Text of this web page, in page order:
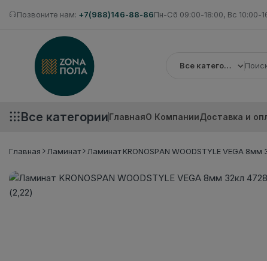
Позвоните нам: +7(988)146-88-86Пн-Сб 09:00-18:00, Вс 10:00-
Все категории
Все категорииГлавнаяО КомпанииДоставка и
Главная Ламинат Ламинат KRONOSPAN WOODSTYLE VEGA